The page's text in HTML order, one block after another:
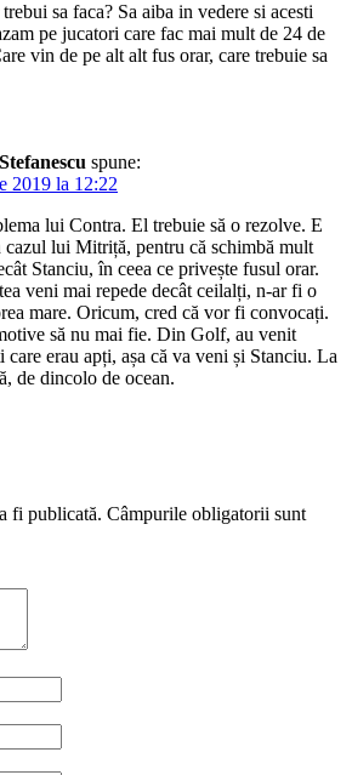
sa faca? Sa aiba in vedere si acesti
pe jucatori care fac mai mult de 24 de
vin de pe alt alt fus orar, care trebuie sa
spune:
2019 la 12:22
lui Contra. El trebuie să o rezolve. E
cazul lui Mitriță, pentru că schimbă mult
Stanciu, în ceea ce privește fusul orar.
veni mai repede decât ceilalți, n-ar fi o
mare. Oricum, cred că vor fi convocați.
să nu mai fie. Din Golf, au venit
care erau apți, așa că va veni și Stanciu. La
de dincolo de ocean.
fi publicată. Câmpurile obligatorii sunt